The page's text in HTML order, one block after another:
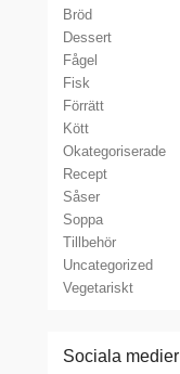
Bröd
Dessert
Fågel
Fisk
Förrätt
Kött
Okategoriserade
Recept
Såser
Soppa
Tillbehör
Uncategorized
Vegetariskt
Sociala medier